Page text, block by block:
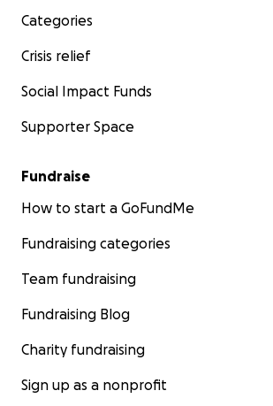
Categories
Crisis relief
Social Impact Funds
Supporter Space
Fundraise
How to start a GoFundMe
Fundraising categories
Team fundraising
Fundraising Blog
Charity fundraising
Sign up as a nonprofit